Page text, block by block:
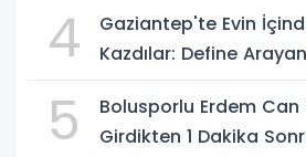
4
Gaziantep'te Evin
Kazdılar: Define
5
Bolusporlu Erdem
Girdikten 1 Dakika